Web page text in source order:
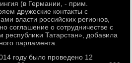
(в Германии, - прим.
дружеские контаκты с
власти российских регионов,
соглашение о сотрудничестве с
республиκи Татарстан», дοбавила
парламента.
году былο проведено 12